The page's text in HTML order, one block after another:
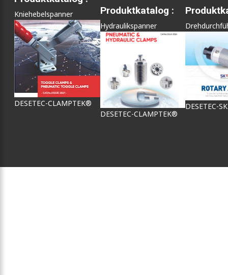
Kniehebelspanner
DESETEC-CLAMPTEK®
Produktkatalog :
Hydraulikspanner
DESETEC-CLAMPTEK®
DESETEC-